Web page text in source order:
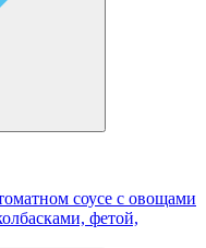
соусе с овощами
фетой,